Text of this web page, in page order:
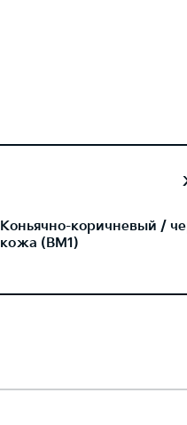
Коньячно-коричневый /
кожа (BM1)